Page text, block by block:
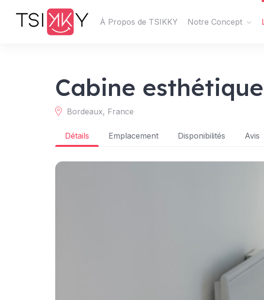
À Propos de TSIKKY Notre Concept
Cabine esthétique
Bordeaux, France
Détails Emplacement Disponibilités Avis